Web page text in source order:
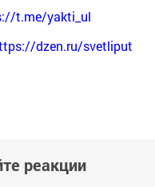
t.me/yakti_ul
dzen.ru/svetliput
реакции